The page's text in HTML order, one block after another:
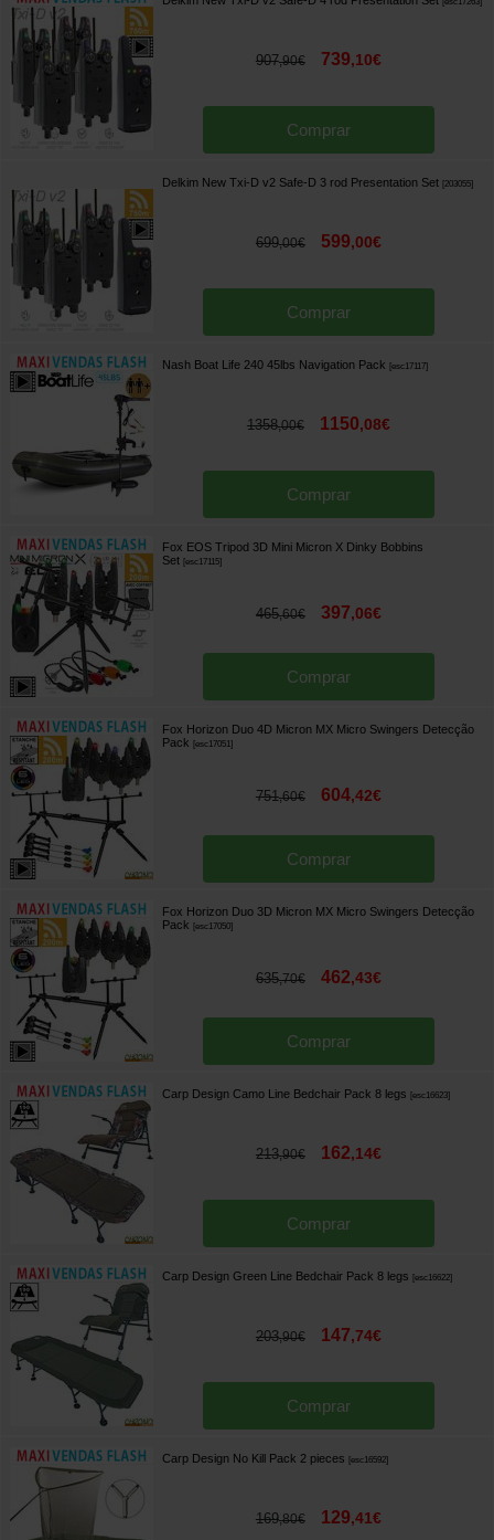
907,90€ 739,10€
Comprar
Delkim New Txi-D v2 Safe-D 3 rod Presentation Set [203055]
699,00€ 599,00€
Comprar
Nash Boat Life 240 45lbs Navigation Pack [esc17117]
1358,00€ 1150,08€
Comprar
Fox EOS Tripod 3D Mini Micron X Dinky Bobbins
Set [esc17115]
465,60€ 397,06€
Comprar
Fox Horizon Duo 4D Micron MX Micro Swingers Detecção
Pack [esc17051]
751,60€ 604,42€
Comprar
Fox Horizon Duo 3D Micron MX Micro Swingers Detecção
Pack [esc17050]
635,70€ 462,43€
Comprar
Carp Design Camo Line Bedchair Pack 8 legs [esc16623]
213,90€ 162,14€
Comprar
Carp Design Green Line Bedchair Pack 8 legs [esc16622]
203,90€ 147,74€
Comprar
Carp Design No Kill Pack 2 pieces [esc16592]
169,80€ 129,41€